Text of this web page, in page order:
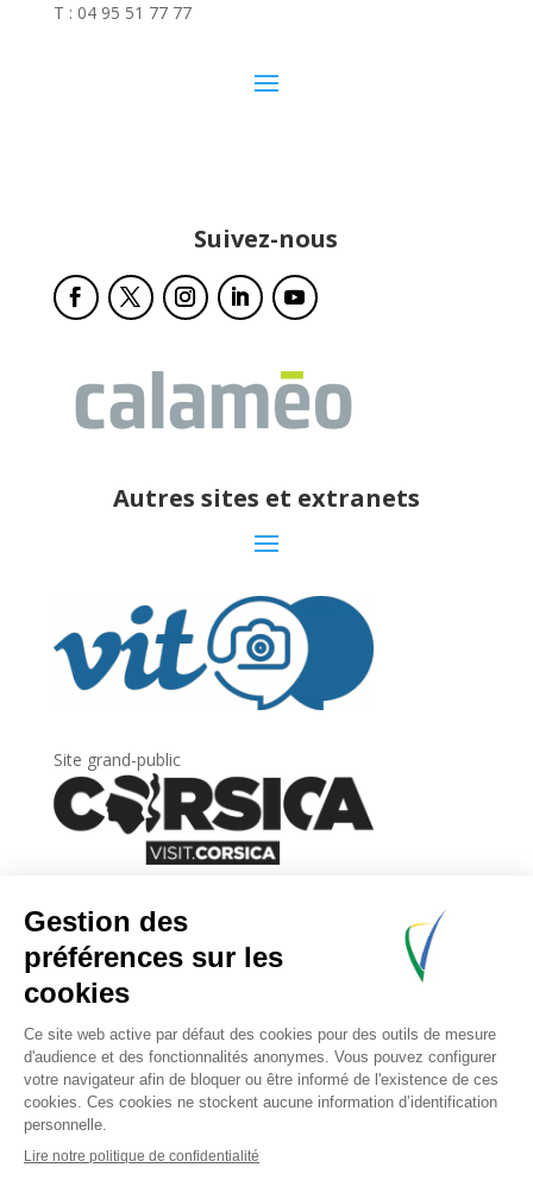
T : 04 95 51 77 77
Suivez-nous
Autres sites et extranets
Site grand-public
Newsletter
Inscrivez-vous àla lettre d’information
l’Agence du tourisme de la Corse.